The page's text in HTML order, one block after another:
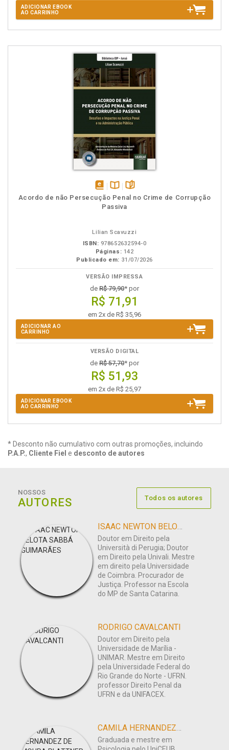
ADICIONAR EBOOK
AO CARRINHO
disponível
em
Disponível
na
páginas
Acordo de não Persecução Penal no Crime de Corrupção
Passiva
Lilian Scavuzzi
ISBN: 978652632594-0
Páginas: 142
Publicado em: 31/07/2026
VERSÃO IMPRESSA
de R$ 79,90* por
R$ 71,91
em 2x de R$ 35,96
ADICIONAR AO
CARRINHO
VERSÃO DIGITAL
de R$ 57,70* por
R$ 51,93
em 2x de R$ 25,97
ADICIONAR EBOOK
AO CARRINHO
* Desconto não cumulativo com outras promoções, incluindo
P.A.P., Cliente Fiel e desconto de autores
NOSSOS
AUTORES Todos os autores
ISAAC NEWTON BELOTA SABBÁ GUIMARÃES
Doutor em Direito pela
Università di Perugia; Doutor
em Direito pela Univali. Mestre
em direito pela Universidade
de Coimbra. Procurador de
Justiça. Professor na Escola
do MP de Santa Catarina.
RODRIGO CAVALCANTI
Doutor em Direito pela
Universidade de Marília -
UNIMAR. Mestre em Direito
pela Universidade Federal do
Rio Grande do Norte - UFRN.
professor Direito Penal da
UFRN e da UNIFACEX.
CAMILA HERNANDEZ DE MOURA PLATTNER
Graduada e mestre em